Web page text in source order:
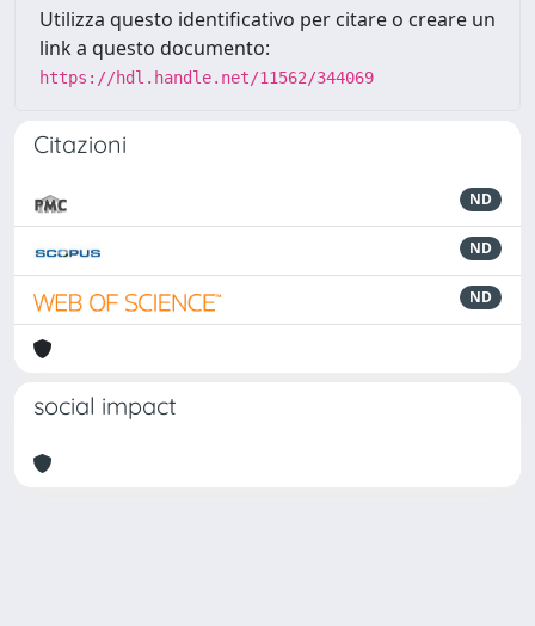
Utilizza questo identificativo per citare o creare un
link a questo documento:
https://hdl.handle.net/11562/344069
Citazioni
ND
ND
ND
social impact